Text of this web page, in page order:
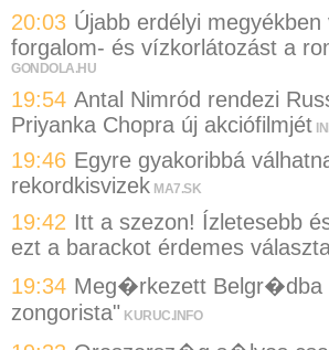
20:03 Újabb erdélyi
forgalom- és vízkorlátozást a
GONDOLA.HU
19:54 Antal Nimród rendezi
Priyanka Chopra új akciófilmjét
19:46 Egyre gyakoribbá
rekordkisvizek MA7.SK
19:42 Itt a szezon! Ízletesebb
ezt a barackot érdemes
19:34 Meg�rkezett Belgr�dba
zongorista" KURUC.INFO